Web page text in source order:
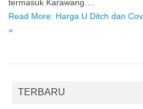
termasuk Karawang.…
Read More: Harga U Ditch dan
»
TERBARU